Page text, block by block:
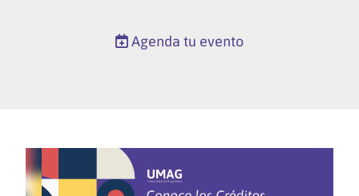
Agenda tu evento